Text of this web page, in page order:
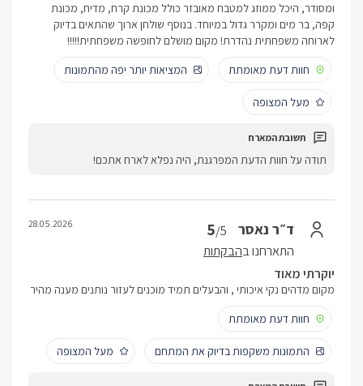
ומסודר, היכל ממוזג למטבח מאובזר כולל מכונת קרח, מדיח, מכונת
קפה, בר מים ומקרר גדול במיוחד. בנוסף שולחן ארוך שהתאים בדיוק
לארוחה משפחתית נהדרת! מקום מושלם לחופשה משפחתית!!!!!
חוות דעת מאומתת
המציאות יותר יפה מהתמונות
מעל המצופה
תודה על חוות הדעת המפרגנת, היה נפלא לארח אתכם!
ד״ר נאסר 5/5
התארחנו בהבקתות
28.05.2026
יוקרתי מאוד
מקום מדהים נקי איכותי , והבעלים תמיד מוכנים לעזור נותנים מענה מהיר
חוות דעת מאומתת
התמונות משקפות בדיוק את המתחם מעל המצופה